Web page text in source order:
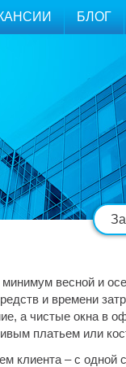
БЛОГ
минимум весной и
и времени
а чистые окна в
платьем или
клиента – с одной